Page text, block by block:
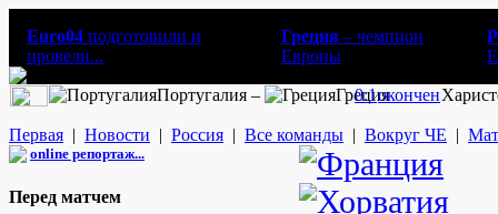
Euro04 подготовили и
провели...
Греция – чемпион
Европы
Португалия – Греция
0:1окончен
Первая | Новости | Россия | Все команды | Вокруг ЧЕ |
online репортаж...
Перед матчем